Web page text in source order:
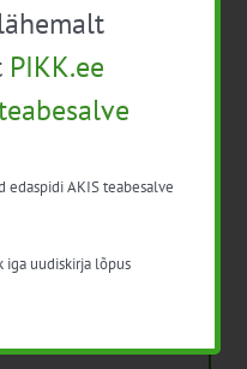
Isikuandmete
PIKK.ee
edaspidi AKIS teabesalve
iga uudiskirja lõpus